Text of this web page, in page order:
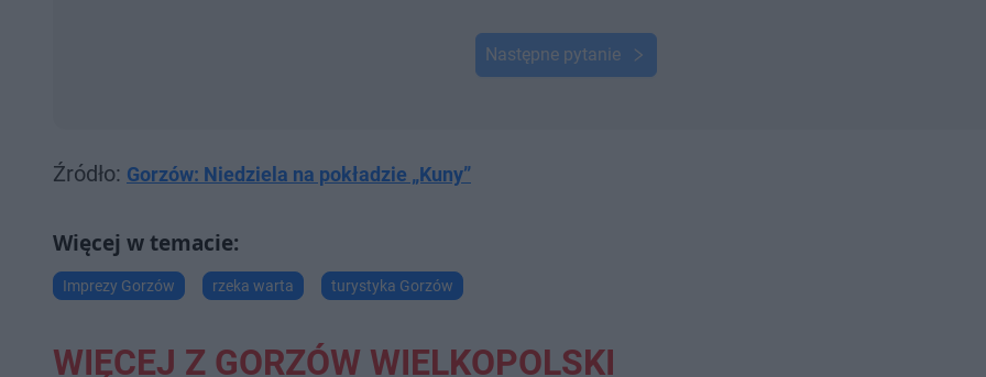
Następne pytanie
Źródło: Gorzów: Niedziela na pokładzie „Kuny”
Imprezy Gorzów rzeka warta turystyka Gorzów
WIĘCEJ Z GORZÓW WIELKOPOLSKI